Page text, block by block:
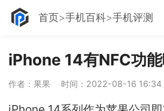
首页 手机百科 手机评测
iPhone 14有NFC功
作者：果果 时间：2022-08-16 16:34